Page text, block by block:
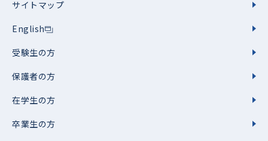
サイトマップ
English
受験生の方
保護者の方
在学生の方
卒業生の方